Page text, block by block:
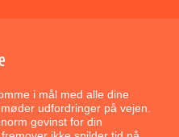
i mål med alle dine
udfordringer på vejen.
gevinst for din